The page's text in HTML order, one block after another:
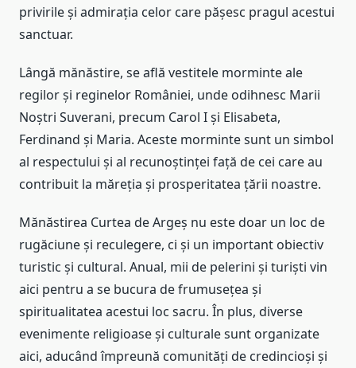
privirile și admirația celor care pășesc pragul acestui
sanctuar.
Lângă mănăstire, se află vestitele morminte ale
regilor și reginelor României, unde odihnesc Marii
Noștri Suverani, precum Carol I și Elisabeta,
Ferdinand și Maria. Aceste morminte sunt un simbol
al respectului și al recunoștinței față de cei care au
contribuit la măreția și prosperitatea țării noastre.
Mănăstirea Curtea de Argeș nu este doar un loc de
rugăciune și reculegere, ci și un important obiectiv
turistic și cultural. Anual, mii de pelerini și turiști vin
aici pentru a se bucura de frumusețea și
spiritualitatea acestui loc sacru. În plus, diverse
evenimente religioase și culturale sunt organizate
aici, aducând împreună comunități de credincioși și